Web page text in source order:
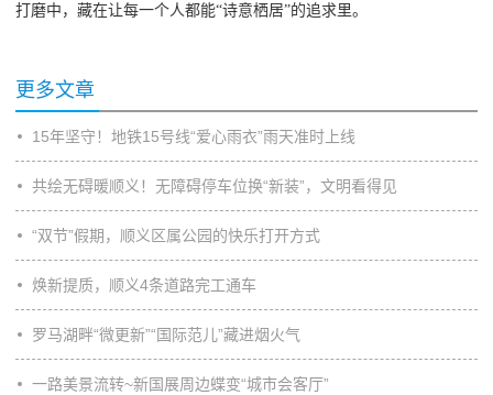
打磨中，藏在让每一个人都能“诗意栖居”的追求里。
更多文章
15年坚守！地铁15号线“爱心雨衣”雨天准时上线
共绘无碍暖顺义！无障碍停车位换“新装”，文明看得见
“双节”假期，顺义区属公园的快乐打开方式
焕新提质，顺义4条道路完工通车
罗马湖畔“微更新”“国际范儿”藏进烟火气
一路美景流转~新国展周边蝶变“城市会客厅”